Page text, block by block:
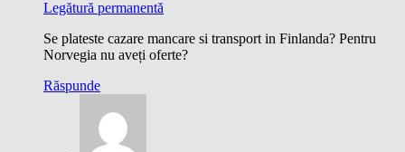
Legătură permanentă
Se plateste cazare mancare si transport in Finlanda? Pentru
Norvegia nu aveți oferte?
Răspunde